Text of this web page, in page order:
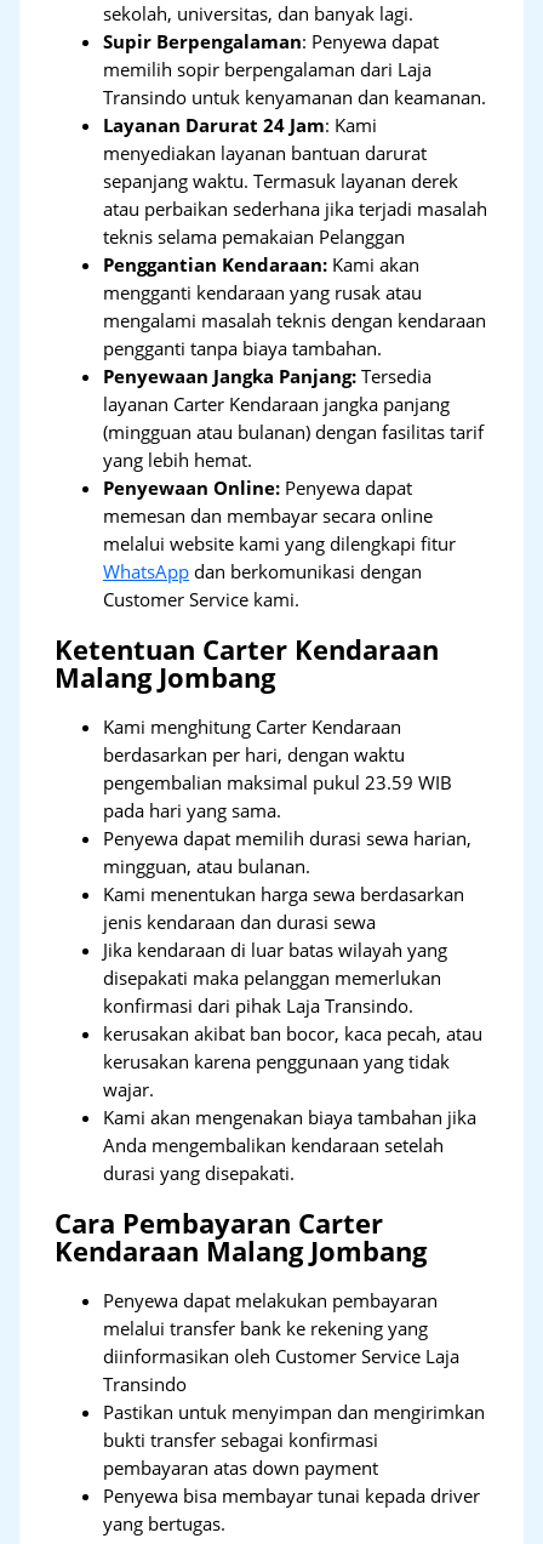
sekolah, universitas, dan banyak lagi.
Supir Berpengalaman: Penyewa dapat
memilih sopir berpengalaman dari Laja
Transindo untuk kenyamanan dan keamanan.
Layanan Darurat 24 Jam: Kami
menyediakan layanan bantuan darurat
sepanjang waktu. Termasuk layanan derek
atau perbaikan sederhana jika terjadi masalah
teknis selama pemakaian Pelanggan
Penggantian Kendaraan: Kami akan
mengganti kendaraan yang rusak atau
mengalami masalah teknis dengan kendaraan
pengganti tanpa biaya tambahan.
Penyewaan Jangka Panjang: Tersedia
layanan Carter Kendaraan jangka panjang
(mingguan atau bulanan) dengan fasilitas tarif
yang lebih hemat.
Penyewaan Online: Penyewa dapat
memesan dan membayar secara online
melalui website kami yang dilengkapi fitur
WhatsApp dan berkomunikasi dengan
Customer Service kami.
Ketentuan Carter Kendaraan
Malang Jombang
Kami menghitung Carter Kendaraan
berdasarkan per hari, dengan waktu
pengembalian maksimal pukul 23.59 WIB
pada hari yang sama.
Penyewa dapat memilih durasi sewa harian,
mingguan, atau bulanan.
Kami menentukan harga sewa berdasarkan
jenis kendaraan dan durasi sewa
Jika kendaraan di luar batas wilayah yang
disepakati maka pelanggan memerlukan
konfirmasi dari pihak Laja Transindo.
kerusakan akibat ban bocor, kaca pecah, atau
kerusakan karena penggunaan yang tidak
wajar.
Kami akan mengenakan biaya tambahan jika
Anda mengembalikan kendaraan setelah
durasi yang disepakati.
Cara Pembayaran Carter
Kendaraan Malang Jombang
Penyewa dapat melakukan pembayaran
melalui transfer bank ke rekening yang
diinformasikan oleh Customer Service Laja
Transindo
Pastikan untuk menyimpan dan mengirimkan
bukti transfer sebagai konfirmasi
pembayaran atas down payment
Penyewa bisa membayar tunai kepada driver
yang bertugas.